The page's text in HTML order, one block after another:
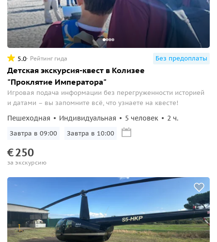
5.0 Рейтинг гида Без предоплаты
Детская экскурсия-квест в Колизее
"Проклятие Императора"
Игровая подача информации без перегруженности историей
и датами – вы запомните всё, что узнаете на квесте!
Пешеходная Индивидуальная 5 человек 2 ч.
Завтра в 09:00 Завтра в 10:00
€250
за экскурсию